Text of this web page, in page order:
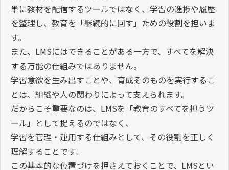
単に教材を配信するツールではなく、学習の進捗や履歴
を整理し、教育を「継続的に回す」ための役割を担いま
す。
また、LMSにはできることがある一方で、すべてを解決
する万能の仕組みではありません。
学習意欲を生み出すことや、育成そのものを実行するこ
とは、組織や人の関わりによって支えられます。
だからこそ重要なのは、LMSを「教育のすべてを担うツ
ール」として捉えるのではなく、
学習を管理・運用する仕組みとして、その役割を正しく
理解することです。
この基本的な位置づけを押さえておくことで、LMSとい